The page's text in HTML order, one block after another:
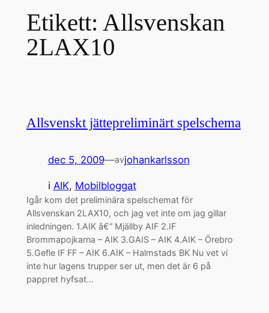
Etikett: Allsvenskan
2LAX10
Allsvenskt jättepreliminärt spelschema
dec 5, 2009—avjohankarlsson
i AIK, Mobilbloggat
Igår kom det preliminära spelschemat för
Allsvenskan 2LAX10, och jag vet inte om jag gillar
inledningen. 1.AIK â€“ Mjällby AIF 2.IF
Brommapojkarna – AIK 3.GAIS – AIK 4.AIK – Örebro
5.Gefle IF FF – AIK 6.AIK – Halmstads BK Nu vet vi
inte hur lagens trupper ser ut, men det är 6 på
pappret hyfsat…